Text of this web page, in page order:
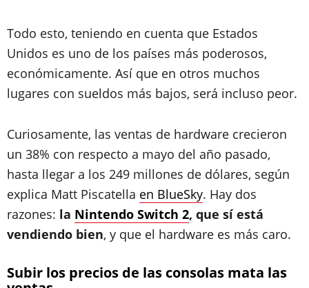
Todo esto, teniendo en cuenta que Estados
Unidos es uno de los países más poderosos,
económicamente. Así que en otros muchos
lugares con sueldos más bajos, será incluso peor.
Curiosamente, las ventas de hardware crecieron
un 38% con respecto a mayo del año pasado,
hasta llegar a los 249 millones de dólares, según
explica Matt Piscatella en BlueSky. Hay dos
razones: la Nintendo Switch 2, que sí está
vendiendo bien, y que el hardware es más caro.
Subir los precios de las consolas mata las